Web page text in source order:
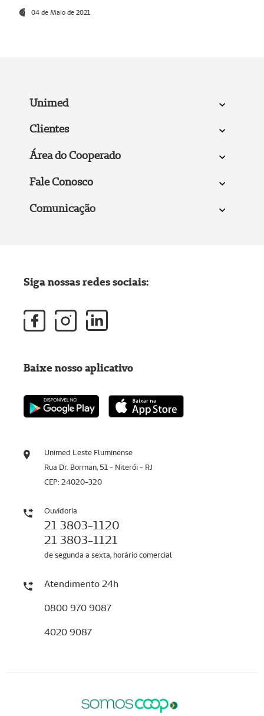
04 de Maio de 2021
Unimed
Clientes
Área do Cooperado
Fale Conosco
Comunicação
Unimed Leste Fluminense
Rua Dr. Borman, 51 - Niterói - RJ
CEP: 24020-320
Ouvidoria
21 3803-1120
21 3803-1121
de segunda a sexta, horário comercial
Atendimento 24h
0800 970 9087
4020 9087
Siga nossas redes sociais:
Baixe nosso aplicativo